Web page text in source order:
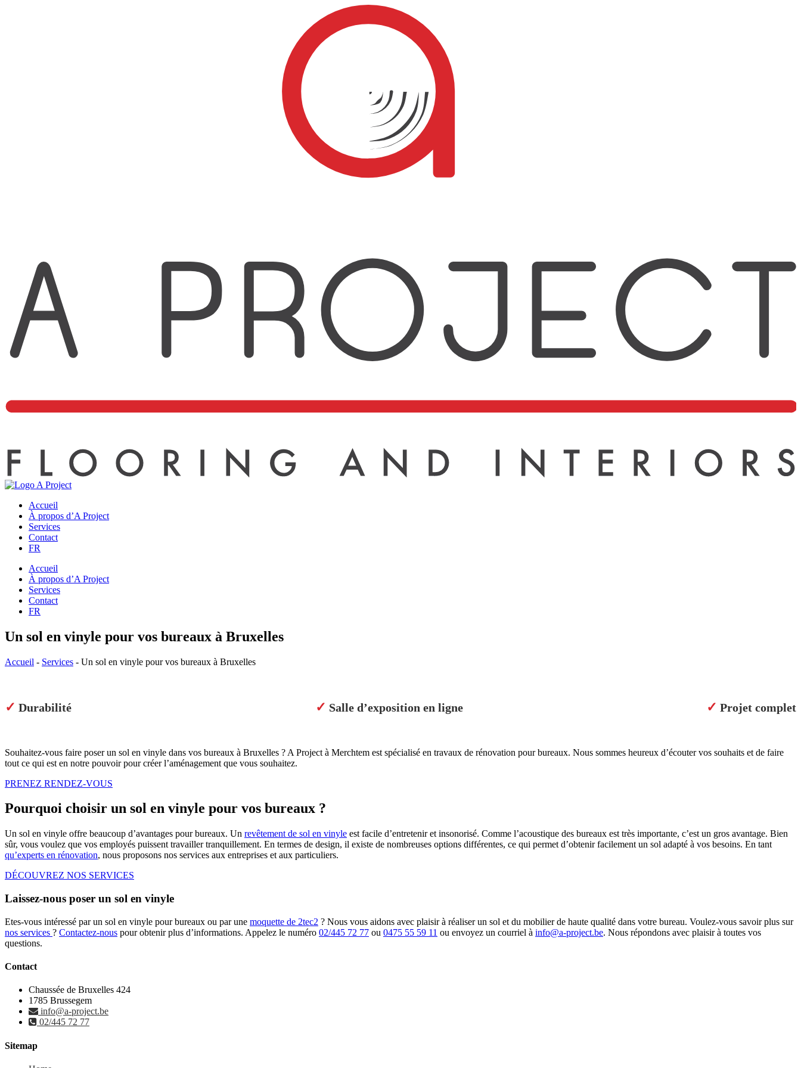
Accueil
À propos d’A Project
Services
Contact
FR
Accueil
À propos d’A Project
Services
Contact
FR
Un sol en vinyle pour vos bureaux à Bruxelles
Accueil - Services - Un sol en vinyle pour vos bureaux à Bruxelles
✓ Durabilité ✓ Salle d’exposition en ligne ✓ Projet complet
Souhaitez-vous faire poser un sol en vinyle dans vos bureaux à Bruxelles ? A Project à Merchtem est spécialisé en travaux de rénovation pour bureaux. Nous sommes heureux d’écouter vos souhaits et de faire
tout ce qui est en notre pouvoir pour créer l’aménagement que vous souhaitez.
PRENEZ RENDEZ-VOUS
Pourquoi choisir un sol en vinyle pour vos bureaux ?
Un sol en vinyle offre beaucoup d’avantages pour bureaux. Un revêtement de sol en vinyle est facile d’entretenir et insonorisé. Comme l’acoustique des bureaux est très importante, c’est un gros avantage. Bien
sûr, vous voulez que vos employés puissent travailler tranquillement. En termes de design, il existe de nombreuses options différentes, ce qui permet d’obtenir facilement un sol adapté à vos besoins. En tant
qu’experts en rénovation, nous proposons nos services aux entreprises et aux particuliers.
DÉCOUVREZ NOS SERVICES
Laissez-nous poser un sol en vinyle
Etes-vous intéressé par un sol en vinyle pour bureaux ou par une moquette de 2tec2 ? Nous vous aidons avec plaisir à réaliser un sol et du mobilier de haute qualité dans votre bureau. Voulez-vous savoir plus sur
nos services ? Contactez-nous pour obtenir plus d’informations. Appelez le numéro 02/445 72 77 ou 0475 55 59 11 ou envoyez un courriel à info@a-project.be. Nous répondons avec plaisir à toutes vos
questions.
Contact
Chaussée de Bruxelles 424
1785 Brussegem
info@a-project.be
02/445 72 77
Sitemap